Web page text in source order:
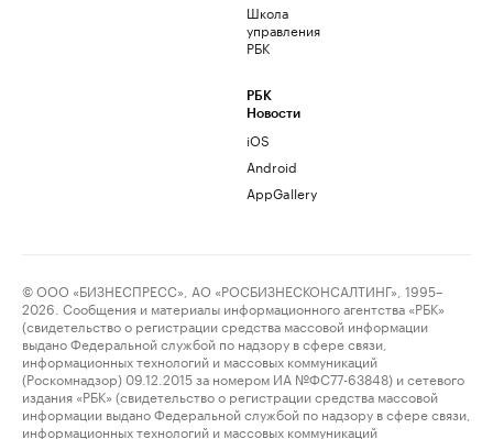
Школа
управления
РБК
РБК
Новости
iOS
Android
AppGallery
© ООО «БИЗНЕСПРЕСС», АО «РОСБИЗНЕСКОНСАЛТИНГ», 1995–
2026. Сообщения и материалы информационного агентства «РБК»
(свидетельство о регистрации средства массовой информации
выдано Федеральной службой по надзору в сфере связи,
информационных технологий и массовых коммуникаций
(Роскомнадзор) 09.12.2015 за номером ИА №ФС77-63848) и сетевого
издания «РБК» (свидетельство о регистрации средства массовой
информации выдано Федеральной службой по надзору в сфере связи,
информационных технологий и массовых коммуникаций